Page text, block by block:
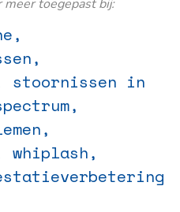
toegepast bij:
stoornissen in
whiplash,